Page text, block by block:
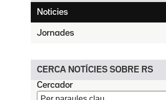
Noticies
Jornades
CERCA NOTÍCIES SOBRE RS
Cercador